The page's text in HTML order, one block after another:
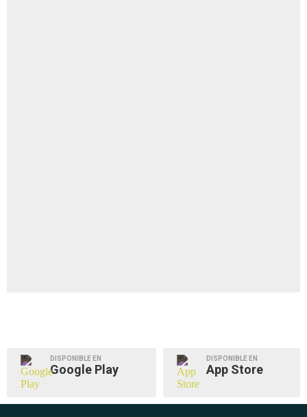
DISPONIBLE EN
Google Play
DISPONIBLE EN
App Store